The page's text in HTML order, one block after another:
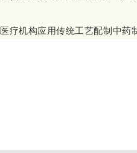
医疗机构应用传统工艺配制中药